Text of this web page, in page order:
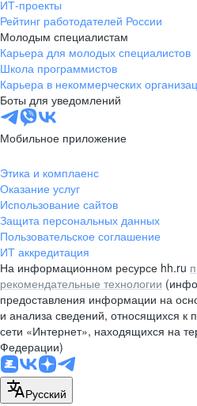
помещение 21
+7 383 207-94-64
pr@nsk.hh.ru
Минск
пр-т Дзержинского, д. 57,
10 этаж, помещение 45-1
pr@rabota.by
Алматы
пр. Абая, д. 151, БЦ Алатау,
12 этаж, офис 1209
+7 727 232-13-13
pr@headhunter.com.kz
ИТ-проекты
Рейтинг работодателей России
Молодым специалистам
Карьера для молодых специалистов
Школа программистов
Карьера в некоммерческих
Боты для уведомлений
Мобильное приложение
Этика и комплаенс
Оказание услуг
Использование сайтов
Защита персональных данных
Пользовательское соглашение
ИТ аккредитация
На информационном ресурсе hh.ru
рекомендательные технологии
предоставления информации на
и анализа сведений, относящихся к
сети «Интернет», находящихся на
Федерации)
Русский